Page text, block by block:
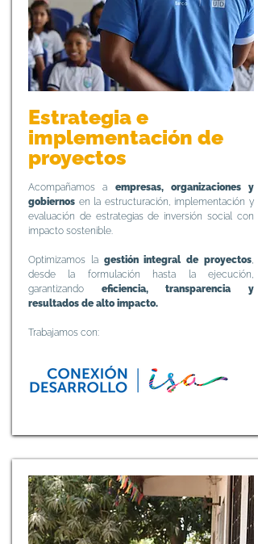
Estrategia e
implementación de
proyectos
Acompañamos a empresas, organizaciones y
gobiernos en la estructuración, implementación y
evaluación de estrategias de inversión social con
impacto sostenible.
Optimizamos la gestión integral de proyectos,
desde la formulación hasta la ejecución,
garantizando eficiencia, transparencia y
resultados de alto impacto.
Trabajamos con: